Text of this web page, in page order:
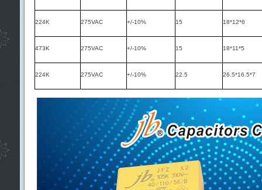
224K 275VAC +/-10% 15 18*12*6
473K 275VAC +/-10% 15 18*11*5
224K 275VAC +/-10% 22.5 26.5*16.5*7